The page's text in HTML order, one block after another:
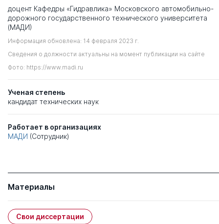
доцент Кафедры «Гидравлика» Московского автомобильно-
дорожного государственного технического университета
(МАДИ)
Информация обновлена: 14 февраля 2023 г.
Сведения о должности актуальны на момент публикации на сайте
Фото: https://www.madi.ru
Ученая степень
кандидат технических наук
Работает в организациях
МАДИ (Сотрудник)
Материалы
Свои диссертации